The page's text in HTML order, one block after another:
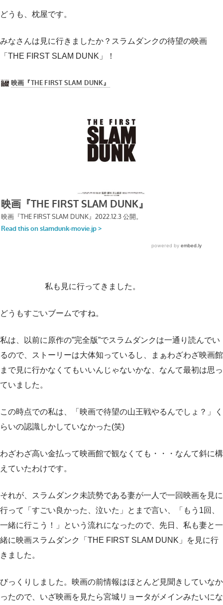
どうも、枕屋です。
みなさんは見に行きましたか？スラムダンクの待望の映画
「THE FIRST SLAM DUNK」！
私も見に行ってきました。
どうもすごいブームですね。
私は、以前に原作の”完全版”でスラムダンクは一通り読んでい
るので、ストーリーは大体知っているし、まぁわざわざ映画館
まで見に行かなくてもいいんじゃないかな、なんて最初は思っ
ていました。
この時点での私は、「映画で待望の山王戦やるんでしょ？」く
らいの認識しかしていなかった(笑)
わざわざ高い金払って映画館で観なくても・・・なんて斜に構
えていたわけです。
それが、スラムダンク未読勢である妻が一人で一回映画を見に
行って「すごい良かった、泣いた」とまで言い、「もう1回、
一緒に行こう！」という流れになったので、先日、私も妻と一
緒に映画スラムダンク「THE FIRST SLAM DUNK」を見に行
きました。
びっくりしました。映画の前情報はほとんど見聞きしていなか
ったので、いざ映画を見たら宮城リョータがメインみたいにな